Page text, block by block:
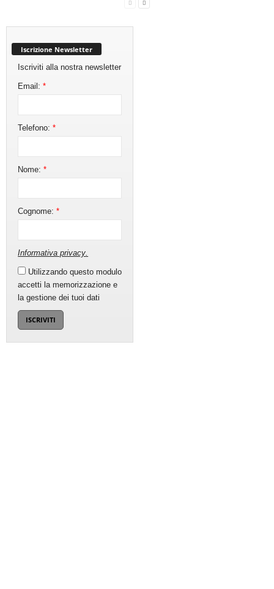
Iscrizione Newsletter
Iscriviti alla nostra newsletter
Email:*
Telefono:*
Nome:*
Cognome:*
Informativa privacy
Utilizzando questo modulo
accetti la memorizzazione e
la gestione dei tuoi dati